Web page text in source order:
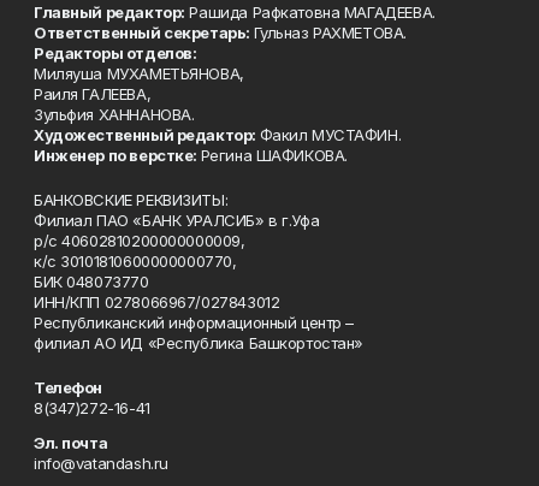
Главный редактор: Рашида Рафкатовна МАГАДЕЕВА.
Ответственный секретарь: Гульназ РАХМЕТОВА.
Редакторы отделов:
Миляуша МУХАМЕТЬЯНОВА,
Раиля ГАЛЕЕВА,
Зульфия ХАННАНОВА.
Художественный редактор: Факил МУСТАФИН.
Инженер по верстке: Регина ШАФИКОВА.
БАНКОВСКИЕ РЕКВИЗИТЫ:
Филиал ПАО «БАНК УРАЛСИБ» в г.Уфа
р/с 40602810200000000009,
к/с 30101810600000000770,
БИК 048073770
ИНН/КПП 0278066967/027843012
Республиканский информационный центр –
филиал АО ИД «Республика Башкортостан»
Телефон
8(347)272-16-41
Эл. почта
info@vatandash.ru